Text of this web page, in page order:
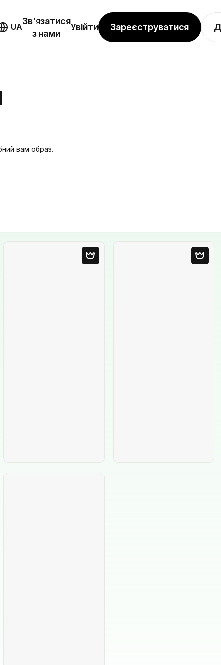
UA
Зв'язатися
з нами
Увійти Зареєструватися
вам образ.